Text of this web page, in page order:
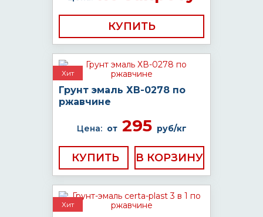
КУПИТЬ
Хит
Грунт эмаль ХВ-0278 по
ржавчине
Цена: от295 руб/кг
КУПИТЬ
Хит